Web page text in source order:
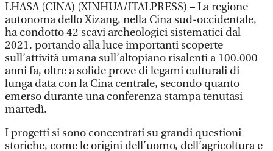
LHASA (CINA) (XINHUA/ITALPRESS) – La regione
autonoma dello Xizang, nella Cina sud-occidentale,
ha condotto 42 scavi archeologici sistematici dal
2021, portando alla luce importanti scoperte
sull’attività umana sull’altopiano risalenti a 100.000
anni fa, oltre a solide prove di legami culturali di
lunga data con la Cina centrale, secondo quanto
emerso durante una conferenza stampa tenutasi
martedì.
I progetti si sono concentrati su grandi questioni
storiche, come le origini dell’uomo, dell’agricoltura e